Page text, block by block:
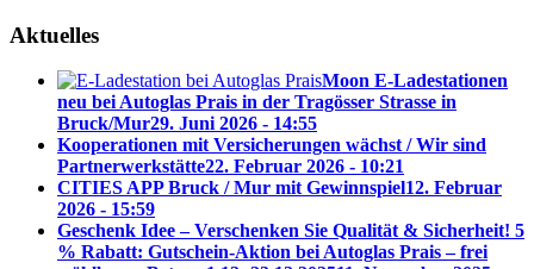
Aktuelles
Moon E-Ladestationen
neu bei Autoglas Prais in der Tragösser Strasse in
Bruck/Mur29. Juni 2026 - 14:55
Kooperationen mit Versicherungen wächst / Wir sind
Partnerwerkstätte22. Februar 2026 - 10:21
CITIES APP Bruck / Mur mit Gewinnspiel12. Februar
2026 - 15:59
Geschenk Idee – Verschenken Sie Qualität & Sicherheit! 5
% Rabatt: Gutschein-Aktion bei Autoglas Prais – frei